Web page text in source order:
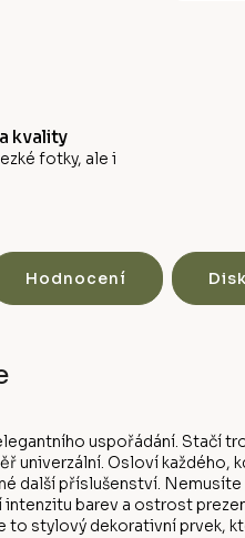
kvality
fotky, ale i
Hodnocení
uspořádání. Stačí
univerzální. Osloví
další příslušenství.
barev a ostrost
stylový dekorativní prvek,